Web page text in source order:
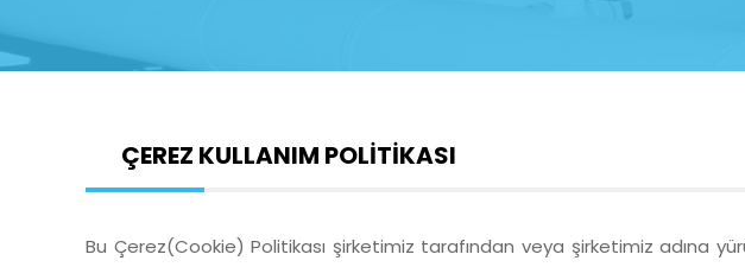
ÇEREZ KULLANIM POLİTİKASI
Bu Çerez(Cookie) Politikası şirketimiz tarafından veya şirketimiz